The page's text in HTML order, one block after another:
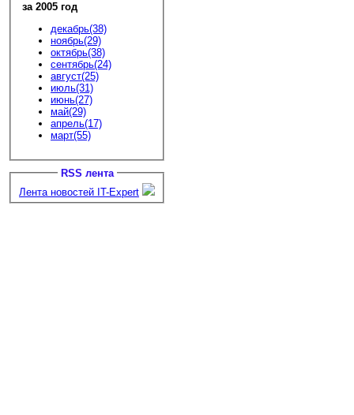
за 2005 год
декабрь(38)
ноябрь(29)
октябрь(38)
сентябрь(24)
август(25)
июль(31)
июнь(27)
май(29)
апрель(17)
март(55)
RSS лента
Лента новостей IT-Expert